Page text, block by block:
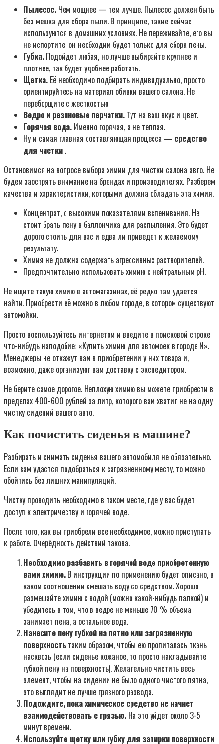
Пылесос. Чем мощнее — тем лучше. Пылесос должен быть
без мешка для сбора пыли. В принципе, такие сейчас
используются в домашних условиях. Не переживайте, его вы
не испортите, он необходим будет только для сбора пены.
Губка. Подойдет любая, но лучше выбирайте крупнее и
плотнее, так будет удобнее работать.
Щетка. Её необходимо подбирать индивидуально, просто
ориентируйтесь на материал обивки вашего салона. Не
переборщите с жесткостью.
Ведро и резиновые перчатки. Тут на ваш вкус и цвет.
Горячая вода. Именно горячая, а не теплая.
Ну и самая главная составляющая процесса — средство
для чистки .
Остановимся на вопросе выбора химии для чистки салона авто. Не
будем заострять внимание на брендах и производителях. Разберем
качества и характеристики, которыми должна обладать эта химия.
Концентрат, с высокими показателями вспенивания. Не
стоит брать пену в баллончика для распыления. Это будет
дорого стоить для вас и едва ли приведет к желаемому
результату.
Химия не должна содержать агрессивных растворителей.
Предпочтительно использовать химию с нейтральным pH.
Не ищите такую химию в автомагазинах, её редко там удается
найти. Приобрести её можно в любом городе, в котором существуют
автомойки.
Просто воспользуйтесь интернетом и введите в поисковой строке
что-нибудь наподобие: «Купить химию для автомоек в городе N».
Менеджеры не откажут вам в приобретении у них товара и,
возможно, даже организуют вам доставку с экспедитором.
Не берите самое дорогое. Неплохую химию вы можете приобрести в
пределах 400-600 рублей за литр, которого вам хватит не на одну
чистку сидений вашего авто.
Как почистить сиденья в машине?
Разбирать и снимать сиденья вашего автомобиля не обязательно.
Если вам удастся подобраться к загрязненному месту, то можно
обойтись без лишних манипуляций.
Чистку проводить необходимо в таком месте, где у вас будет
доступ к электричеству и горячей воде.
После того, как вы приобрели все необходимое, можно приступать
к работе. Очерёдность действий такова.
Необходимо разбавить в горячей воде приобретенную
вами химию. В инструкции по применению будет описано, в
каком соотношении смешать воду со средством. Хорошо
размешайте химию с водой (можно какой-нибудь палкой) и
убедитесь в том, что в ведре не меньше 70 % объема
занимает пена, а остальное вода.
Нанесите пену губкой на пятно или загрязненную
поверхность таким образом, чтобы ею пропиталась ткань
насквозь (если сиденье кожаное, то просто накладывайте
губкой пену на поверхность). Желательно чистить весь
элемент, чтобы на сидении не было одного чистого пятна,
это выглядит не лучше грязного развода.
Подождите, пока химическое средство не начнет
взаимодействовать с грязью. На это уйдет около 3-5
минут времени.
Используйте щетку или губку для затирки поверхности